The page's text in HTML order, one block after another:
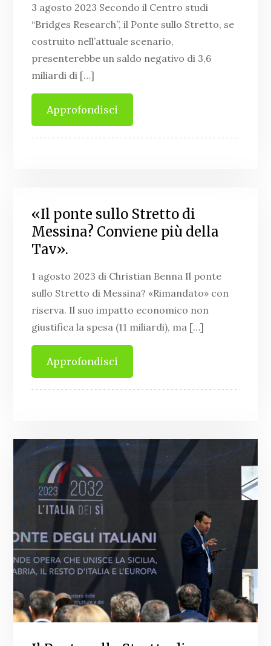
3 agosto 2023 Secondo il Centro studi
“Bridges Research”, il Ponte sullo Stretto, se
costruito nell’attuale scenario,
presenterebbe un saldo negativo di 3,6
miliardi di […]
Approfondisci
«Il ponte sullo Stretto di
Messina? Conviene più della
Tav».
1 agosto 2023 di Christian Benna Il ponte
sullo Stretto di Messina? «Rimandato» con
riserva. Il suo impatto economico non
giustifica la spesa (11 miliardi), ma […]
Approfondisci